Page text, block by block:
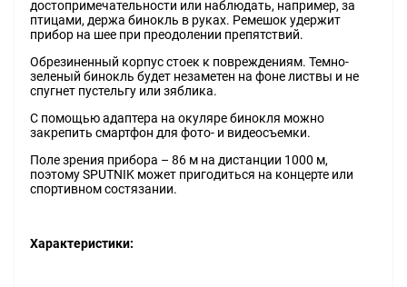
достопримечательности или наблюдать, например, за
птицами, держа бинокль в руках. Ремешок удержит
прибор на шее при преодолении препятствий.
Обрезиненный корпус стоек к повреждениям. Темно-
зеленый бинокль будет незаметен на фоне листвы и не
спугнет пустельгу или зяблика.
С помощью адаптера на окуляре бинокля можно
закрепить смартфон для фото- и видеосъемки.
Поле зрения прибора – 86 м на дистанции 1000 м,
поэтому SPUTNIK может пригодиться на концерте или
спортивном состязании.
Характеристики: